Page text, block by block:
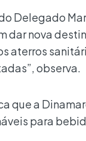
Delegado
dar nova
aterros
observa.
que a
para